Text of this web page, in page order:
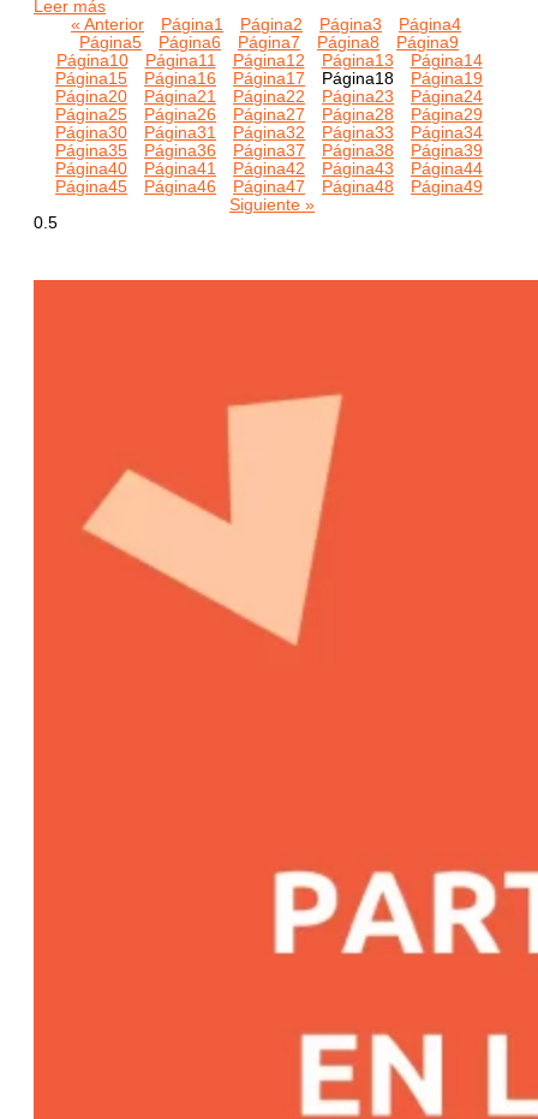
Leer más
« Anterior Página1 Página2 Página3 Página4
Página5 Página6 Página7 Página8 Página9
Página10 Página11 Página12 Página13 Página14
Página15 Página16 Página17 Página18 Página19
Página20 Página21 Página22 Página23 Página24
Página25 Página26 Página27 Página28 Página29
Página30 Página31 Página32 Página33 Página34
Página35 Página36 Página37 Página38 Página39
Página40 Página41 Página42 Página43 Página44
Página45 Página46 Página47 Página48 Página49
Siguiente »